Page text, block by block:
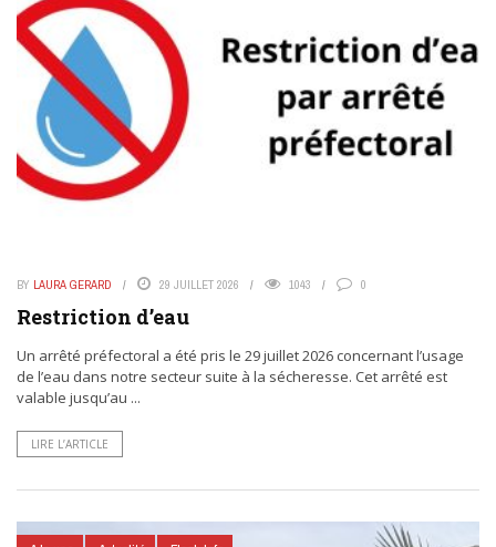
BY LAURA GERARD 29 JUILLET 2026 1043 0
Restriction d’eau
Un arrêté préfectoral a été pris le 29 juillet 2026 concernant l’usage
de l’eau dans notre secteur suite à la sécheresse. Cet arrêté est
valable jusqu’au ...
LIRE L’ARTICLE